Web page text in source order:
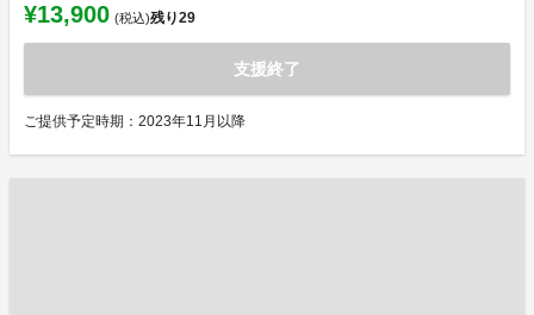
¥13,900 (税込)残り29
支援終了
ご提供予定時期：2023年11月以降